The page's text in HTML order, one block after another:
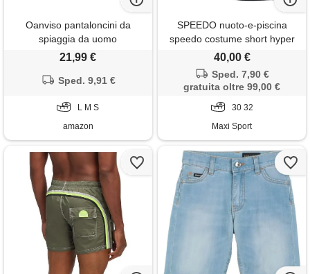
Oanviso pantaloncini da
spiaggia da uomo
pantaloncini a righe con
tasche e coulisse costume da
bagno traspirante pantaloncini
nuoto tempo libero alla moda
a03 l
21,99 €
Sped. 9,91 €
L M S
amazon
SPEEDO nuoto-e-piscina
speedo costume short hyper
boom splice
40,00 €
Sped. 7,90 €
gratuita oltre 99,00 €
30 32
Maxi Sport